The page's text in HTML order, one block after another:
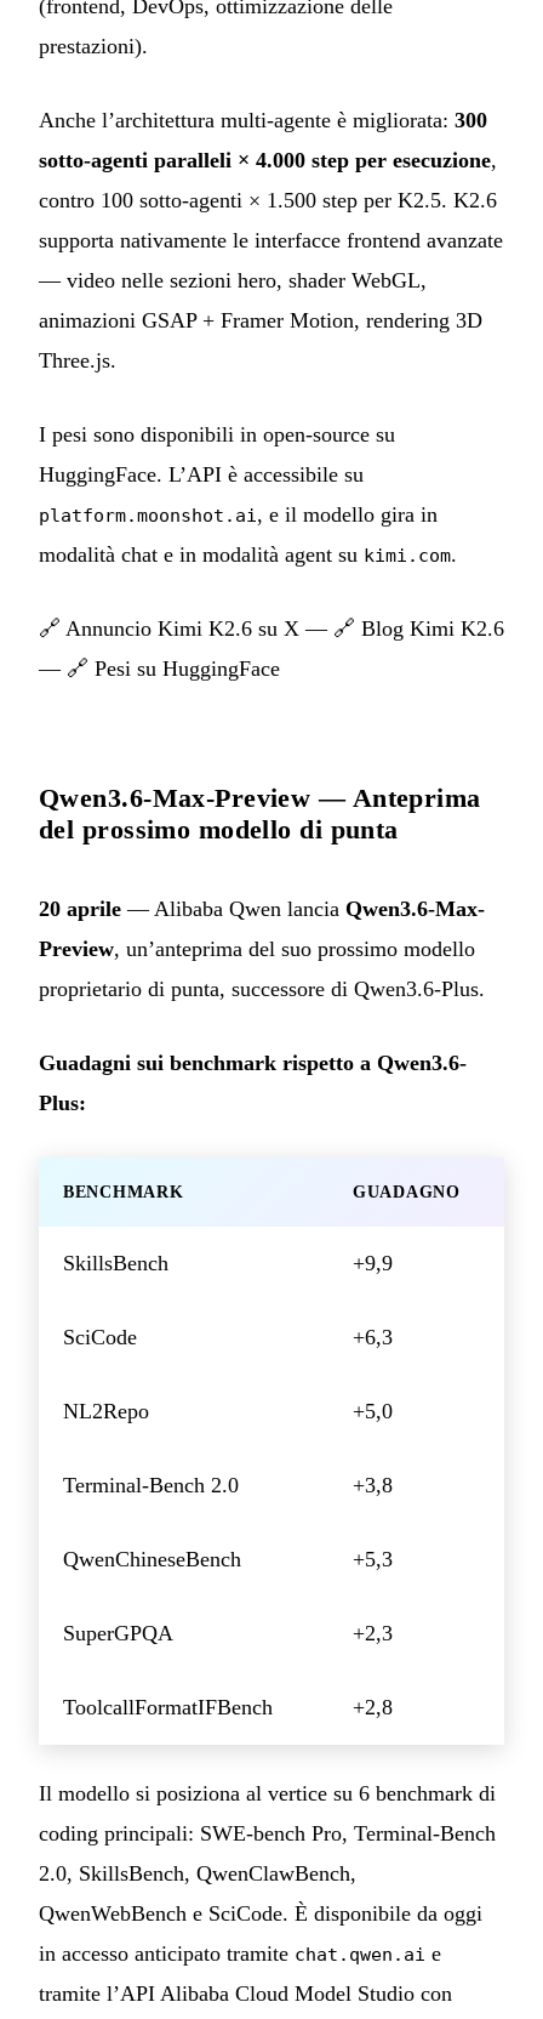
(frontend, DevOps, ottimizzazione delle
prestazioni).
Anche l’architettura multi-agente è migliorata: 300
sotto-agenti paralleli × 4.000 step per esecuzione,
contro 100 sotto-agenti × 1.500 step per K2.5. K2.6
supporta nativamente le interfacce frontend avanzate
— video nelle sezioni hero, shader WebGL,
animazioni GSAP + Framer Motion, rendering 3D
Three.js.
I pesi sono disponibili in open-source su
HuggingFace. L’API è accessibile su
platform.moonshot.ai , e il modello gira in
modalità chat e in modalità agent su kimi.com.
🔗 Annuncio Kimi K2.6 su X — 🔗 Blog Kimi K2.6
— 🔗 Pesi su HuggingFace
Qwen3.6-Max-Preview — Anteprima
del prossimo modello di punta
20 aprile — Alibaba Qwen lancia Qwen3.6-Max-
Preview, un’anteprima del suo prossimo modello
proprietario di punta, successore di Qwen3.6-Plus.
Guadagni sui benchmark rispetto a Qwen3.6-
Plus:
BENCHMARK GUADAGNO
SkillsBench +9,9
SciCode +6,3
NL2Repo +5,0
Terminal-Bench 2.0 +3,8
QwenChineseBench +5,3
SuperGPQA +2,3
ToolcallFormatIFBench +2,8
Il modello si posiziona al vertice su 6 benchmark di
coding principali: SWE-bench Pro, Terminal-Bench
2.0, SkillsBench, QwenClawBench,
QwenWebBench e SciCode. È disponibile da oggi
in accesso anticipato tramite chat.qwen.ai e
tramite l’API Alibaba Cloud Model Studio con